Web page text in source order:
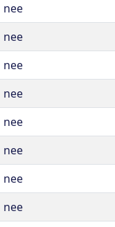
nee
nee
nee
nee
nee
nee
nee
nee